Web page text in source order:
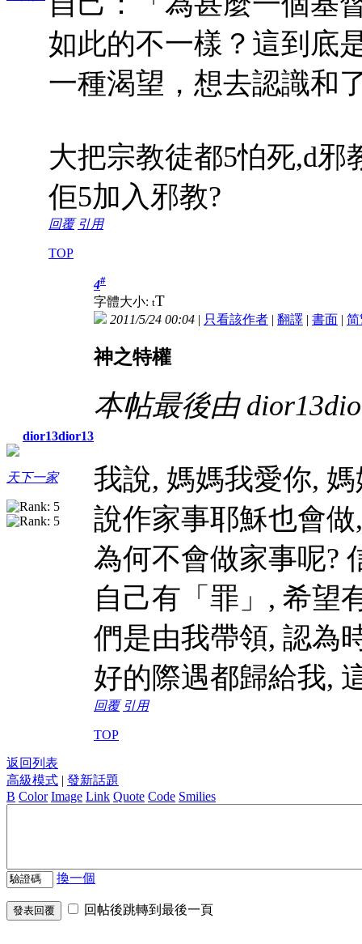
如此的不一樣？這到底
一種渴望，想去認識和
大把宗教徒都5怕死,d邪
佢5加入邪教?
回覆 引用
TOP
dior13dior13
天下一家
4#
字體大小: tT
2011/5/24 00:04 | 只看該作者 | 翻譯 | 書面 | 简
神之特權
本帖最後由
我說, 媽媽我愛你,
說作家事耶穌也會
為何不會做家事呢?
自己有「罪」, 希望
們是由我帶領, 認為
好的際遇都歸給我,
回覆 引用
TOP
返回列表
高級模式 | 發新話題
B Color Image Link Quote Code Smilies
換一個
發表回覆 回帖後跳轉到最後一頁